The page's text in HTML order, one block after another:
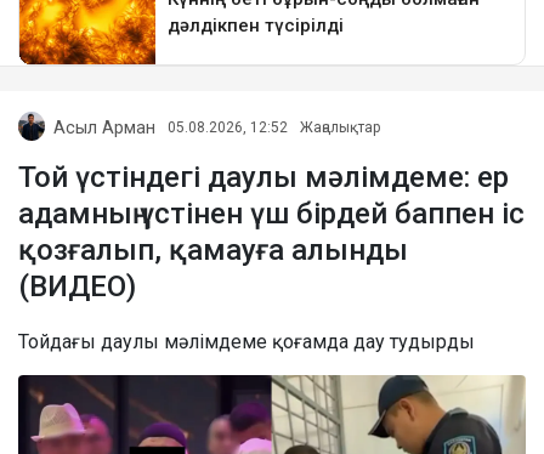
Асыл Арман 05.08.2026, 12:52 Жаңалықтар
Той үстіндегі даулы мәлімдеме: ер
адамның үстінен үш бірдей баппен іс
қозғалып, қамауға алынды
(ВИДЕО)
Тойдағы даулы мәлімдеме қоғамда дау тудырды